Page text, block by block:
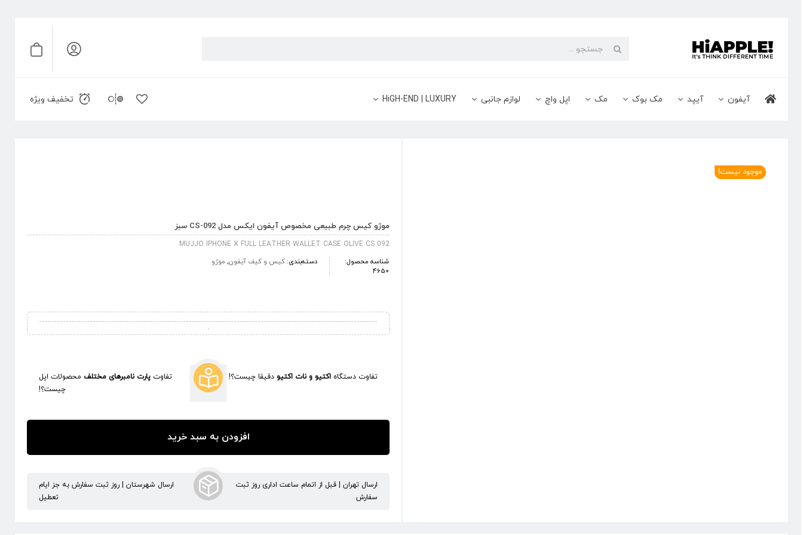
content
جستجو
آیفون آیپد مک بوک مک اپل واچ لوازم جانبی HiGH-END | LUXURY تخفیف ویژه
موجود نیست!
موژو کیس چرم طبیعی مخصوص آیفون ایکس مدل CS-092 سبز
MUJJO IPHONE X FULL LEATHER WALLET CASE OLIVE CS 092
شناسه محصول:
4650
دسته‌بندی:کیس و کیف آیفون, موژو
تفاوت دستگاه اکتیو و نات اکتیو دقیقا چیست؟! تفاوت پارت نامبرهای مختلف محصولات اپل
چیست؟!
افزودن به سبد خرید
ارسال تهران | قبل از اتمام ساعت اداری روز ثبت
سفارش
ارسال شهرستان | روز ثبت سفارش به جز ایام
تعطیل